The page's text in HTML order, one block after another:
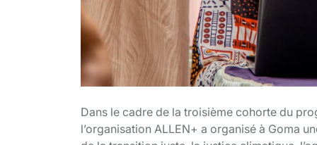
Dans le cadre de la troisième cohorte du
l’organisation ALLEN+ a organisé à Goma